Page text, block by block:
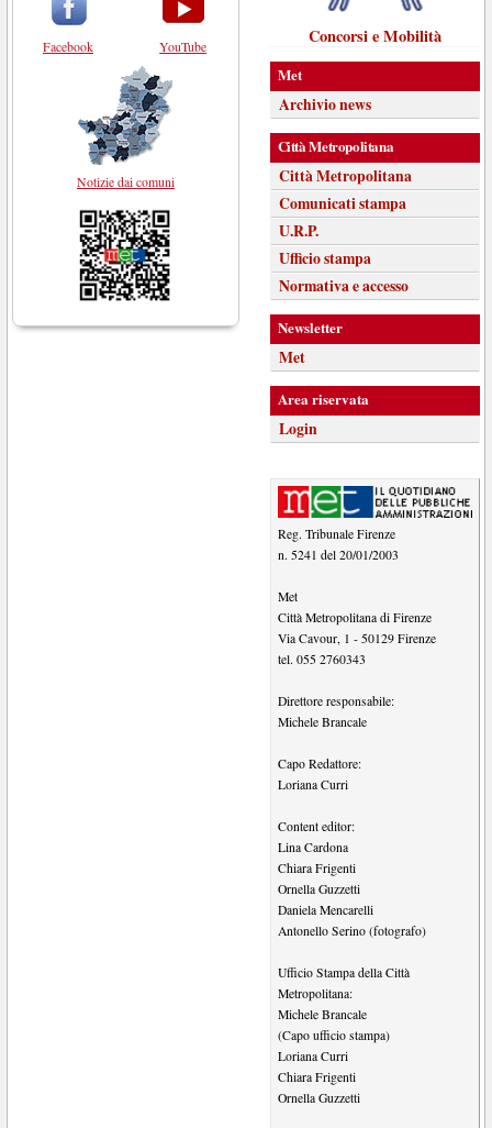
Facebook YouTube
Notizie dai comuni
Concorsi e Mobilità
Met
Archivio news
Città Metropolitana
Città Metropolitana
Comunicati stampa
U.R.P.
Ufficio stampa
Normativa e accesso
Newsletter
Met
Area riservata
Login
Reg. Tribunale Firenze
n. 5241 del 20/01/2003
Met
Città Metropolitana di Firenze
Via Cavour, 1 - 50129 Firenze
tel. 055 2760343
Direttore responsabile:
Michele Brancale
Capo Redattore:
Loriana Curri
Content editor:
Lina Cardona
Chiara Frigenti
Ornella Guzzetti
Daniela Mencarelli
Antonello Serino (fotografo)
Ufficio Stampa della Città
Metropolitana:
Michele Brancale
(Capo ufficio stampa)
Loriana Curri
Chiara Frigenti
Ornella Guzzetti